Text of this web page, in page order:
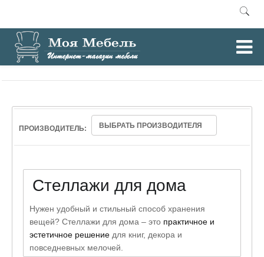
Главная / Стеллажи
ПРОИЗВОДИТЕЛЬ: ВЫБРАТЬ ПРОИЗВОДИТЕЛЯ
Стеллажи для дома
Нужен удобный и стильный способ хранения
вещей? Стеллажи для дома – это практичное и
эстетичное решение для книг, декора и
повседневных мелочей.